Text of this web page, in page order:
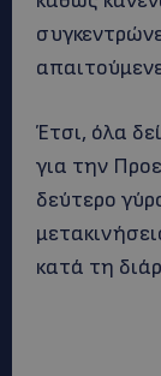
Έτσι, όλα
για την
δεύτερο
κατά τη